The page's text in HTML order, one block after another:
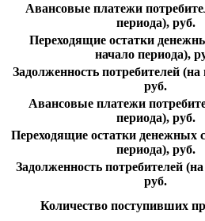
Авансовые платежи
периода), руб.
Переходящие остатки
начало периода),
Задолженность потребителей (на
руб.
Авансовые платежи
периода), руб.
Переходящие остатки денежных
периода), руб.
Задолженность потребителей
руб.
Количество поступивших